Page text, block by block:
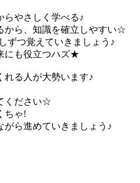
らやさしく学べる♪
から、知識を確立しやすい☆
ずつ覚えていきましょう♪
にも役立つハズ★
れる人が大勢います♪
ください☆
ちゃ!
がら進めていきましょう♪